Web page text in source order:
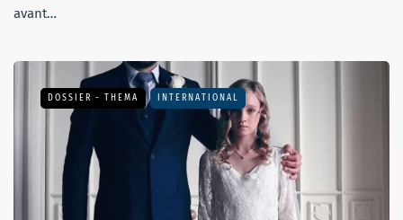
avant…
DOSSIER - THEMA INTERNATIONAL